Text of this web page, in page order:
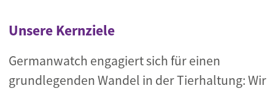
Unsere Kernziele
Germanwatch engagiert sich für einen
grundlegenden Wandel in der Tierhaltung: Wir